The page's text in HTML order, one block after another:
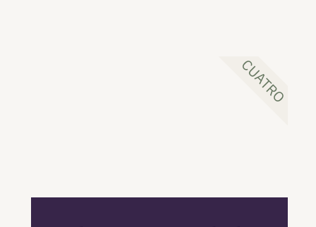
CUATRO